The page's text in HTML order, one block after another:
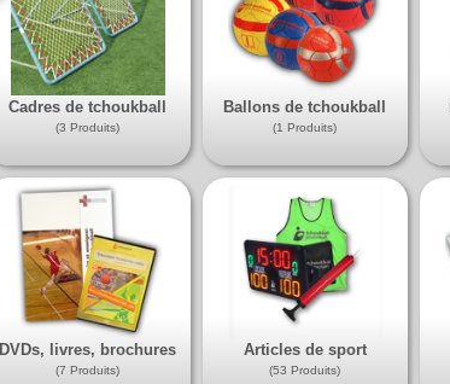
Cadres de tchoukball
(3 Produits)
Ballons de tchoukball
(1 Produits)
DVDs, livres, brochures
(7 Produits)
Articles de sport
(53 Produits)